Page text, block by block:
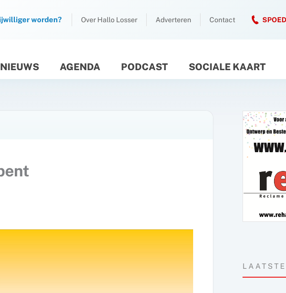
worden? Over Hallo Losser Adverteren Contact
NIEUWS AGENDA PODCAST SOCIALE KAART